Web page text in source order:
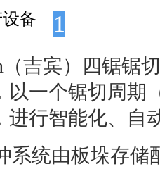
1
备
（吉宾）四锯锯
以一个锯切周期
进行智能化、自
系统由板垛存储